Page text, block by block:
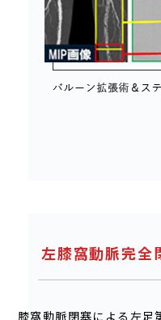
左膝窩動脈完全
膝窩動脈閉塞による左足